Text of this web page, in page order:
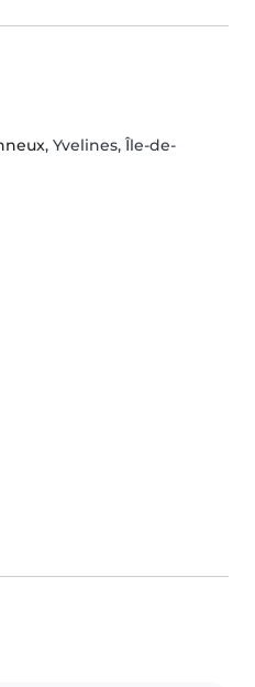
, Yvelines, Île-de-